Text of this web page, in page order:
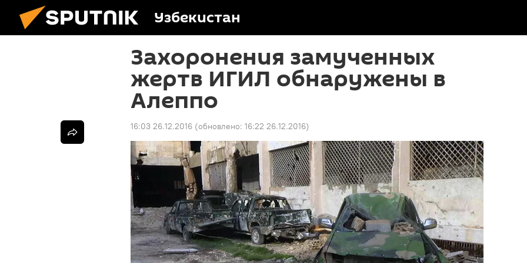
Узбекистан
Захоронения замученных
жертв ИГИЛ обнаружены в
Алеппо
16:03 26.12.2016 (обновлено: 16:22 26.12.2016)